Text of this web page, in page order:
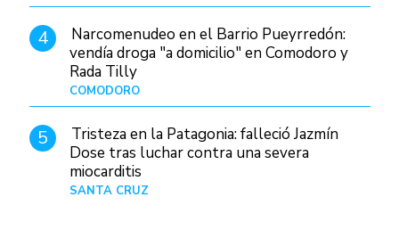
4
Narcomenudeo en el Barrio Pueyrredón:
vendía droga "a domicilio" en Comodoro y
Rada Tilly
COMODORO
5
Tristeza en la Patagonia: falleció Jazmín
Dose tras luchar contra una severa
miocarditis
SANTA CRUZ